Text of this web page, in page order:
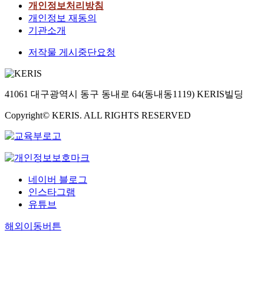
affected by
개인정보처리방침
개인정보 재동의
기관소개
저작물 게시중단요청
41061 대구광역시 동구 동내로 64(동내동1119) KERIS빌딩
Copyright© KERIS. ALL RIGHTS RESERVED
네이버 블로그
인스타그램
유튜브
해외이동버튼